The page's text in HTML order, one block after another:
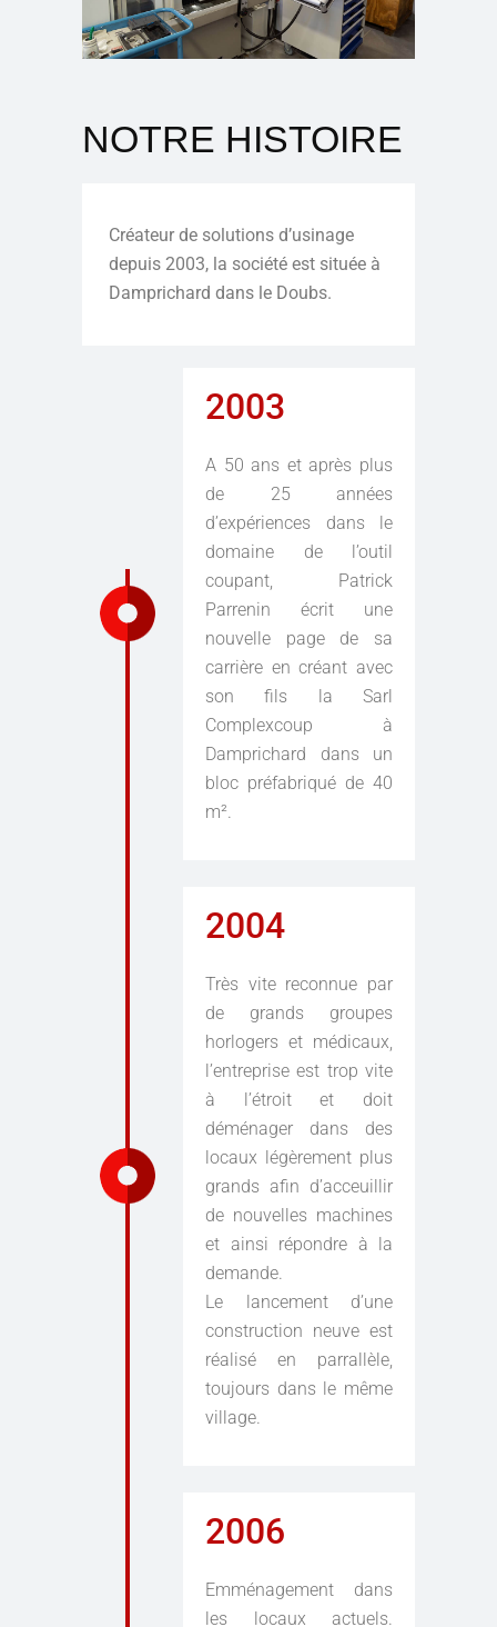
NOTRE HISTOIRE
Créateur de solutions d’usinage
depuis 2003, la société est située à
Damprichard dans le Doubs.
2003
A 50 ans et après plus
de 25 années
d’expériences dans le
domaine de l’outil
coupant, Patrick
Parrenin écrit une
nouvelle page de sa
carrière en créant avec
son fils la Sarl
Complexcoup à
Damprichard dans un
bloc préfabriqué de 40
m².
2004
Très vite reconnue par
de grands groupes
horlogers et médicaux,
l’entreprise est trop vite
à l’étroit et doit
déménager dans des
locaux légèrement plus
grands afin d’acceuillir
de nouvelles machines
et ainsi répondre à la
demande.
Le lancement d’une
construction neuve est
réalisé en parrallèle,
toujours dans le même
village.
2006
Emménagement dans
les locaux actuels.